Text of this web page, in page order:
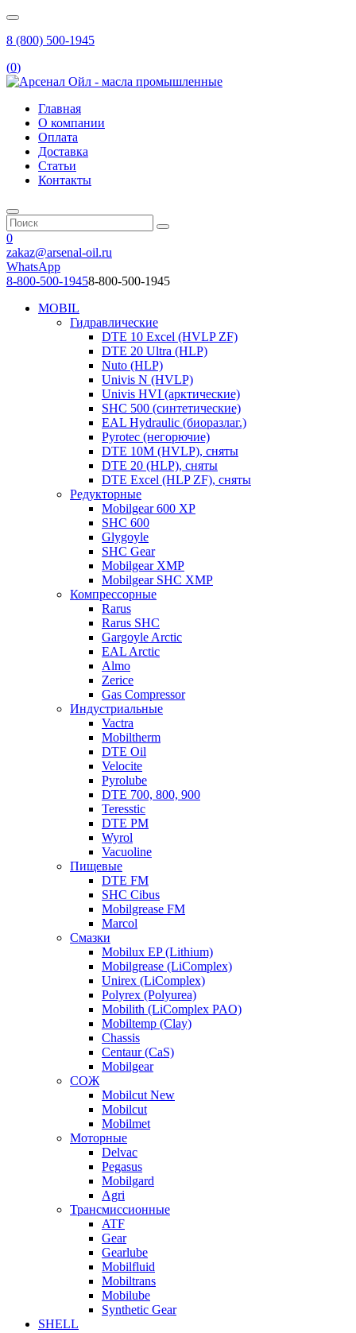
8 (800) 500-1945
(0)
Главная
О компании
Оплата
Доставка
Статьи
Контакты
0
zakaz@arsenal-oil.ru
WhatsApp
8-800-500-19458-800-500-1945
MOBIL
Гидравлические
DTE 10 Excel (HVLP ZF)
DTE 20 Ultra (HLP)
Nuto (HLP)
Univis N (HVLP)
Univis HVI (арктические)
SHC 500 (синтетические)
EAL Hydraulic (биоразлаг.)
Pyrotec (негорючие)
DTE 10M (HVLP), сняты
DTE 20 (HLP), сняты
DTE Excel (HLP ZF), сняты
Редукторные
Mobilgear 600 XP
SHC 600
Glygoyle
SHC Gear
Mobilgear XMP
Mobilgear SHC XMP
Компрессорные
Rarus
Rarus SHC
Gargoyle Arctic
EAL Arctic
Almo
Zerice
Gas Compressor
Индустриальные
Vactra
Mobiltherm
DTE Oil
Velocite
Pyrolube
DTE 700, 800, 900
Teresstic
DTE PM
Wyrol
Vacuoline
Пищевые
DTE FM
SHC Cibus
Mobilgrease FM
Marcol
Смазки
Mobilux EP (Lithium)
Mobilgrease (LiComplex)
Unirex (LiComplex)
Polyrex (Polyurea)
Mobilith (LiComplex PAO)
Mobiltemp (Clay)
Chassis
Centaur (CaS)
Mobilgear
СОЖ
Mobilcut New
Mobilcut
Mobilmet
Моторные
Delvac
Pegasus
Mobilgard
Agri
Трансмиссионные
ATF
Gear
Gearlube
Mobilfluid
Mobiltrans
Mobilube
Synthetic Gear
SHELL